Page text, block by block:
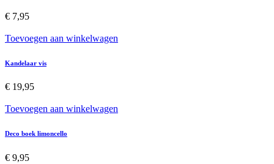
€ 7,95
Toevoegen aan winkelwagen
Kandelaar vis
€ 19,95
Toevoegen aan winkelwagen
Deco boek limoncello
€ 9,95